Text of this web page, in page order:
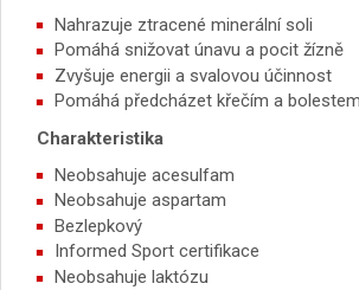
Nahrazuje ztracené minerální soli
Pomáhá snižovat únavu a pocit žízně
Zvyšuje energii a svalovou účinnost
Pomáhá předcházet křečím a
Charakteristika
Neobsahuje acesulfam
Neobsahuje aspartam
Bezlepkový
Informed Sport certifikace
Neobsahuje laktózu